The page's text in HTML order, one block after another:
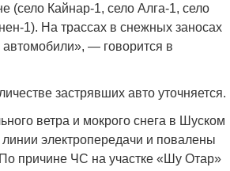
(село Кайнар-1, село Алга-1, село
1). На трассах в снежных заносах
— говорится в
застрявших авто уточняется.
ветра и мокрого снега в Шуском
электропередачи и повалены
причине ЧС на участке «Шу Отар»